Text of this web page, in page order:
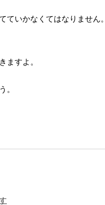
ていかなくてはなりません。
ますよ。
。